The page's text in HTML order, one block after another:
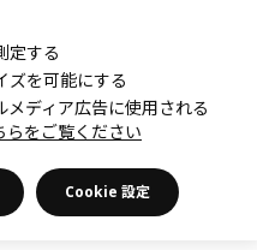
定する
ズを可能にする
ディア広告に使用される
をご覧ください
Cookie 設定